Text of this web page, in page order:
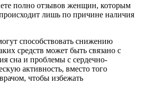
полно отзывов женщин, которым
лишь по причине наличия
способствовать снижению
средств может быть связано с
сна и проблемы с сердечно-
активность, вместо того
чтобы избежать